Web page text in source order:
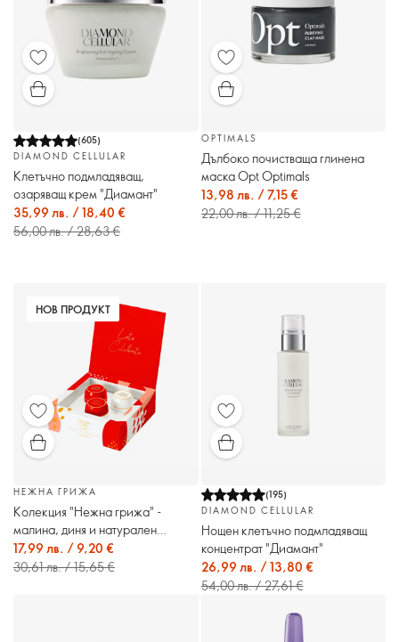
(605)
DIAMOND CELLULAR
Клетъчно подмладяващ,
озаряващ крем "Диамант"
35,99 лв. / 18,40 €
56,00 лв. / 28,63 €
OPTIMALS
Дълбоко почистваща глинена
маска Opt Optimals
13,98 лв. / 7,15 €
22,00 лв. / 11,25 €
НОВ ПРОДУКТ
НЕЖНА ГРИЖА
Колекция "Нежна грижа" -
малина, диня и натурален
балсам
17,99 лв. / 9,20 €
30,61 лв. / 15,65 €
(195)
DIAMOND CELLULAR
Нощен клетъчно подмладяващ
концентрат "Диамант"
26,99 лв. / 13,80 €
54,00 лв. / 27,61 €